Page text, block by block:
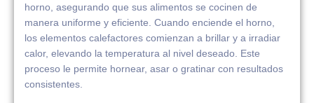
horno, asegurando que sus alimentos se cocinen de
manera uniforme y eficiente. Cuando enciende el horno,
los elementos calefactores comienzan a brillar y a irradiar
calor, elevando la temperatura al nivel deseado. Este
proceso le permite hornear, asar o gratinar con resultados
consistentes.